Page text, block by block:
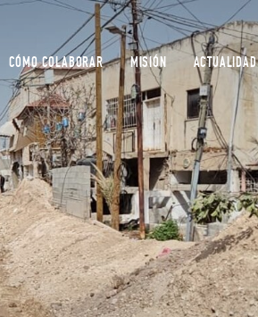
CÓMO COLABORAR MISIÓN ACTUALIDAD